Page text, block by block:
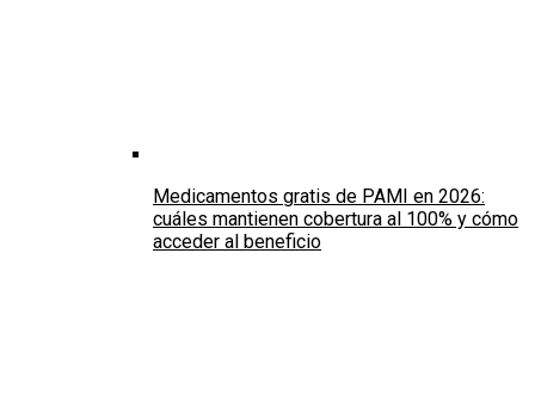
Medicamentos gratis de PAMI en 2026:
cuáles mantienen cobertura al 100% y cómo
acceder al beneficio